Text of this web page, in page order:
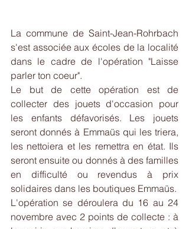
La commune de Saint-Jean-Rohrbach
s'est associée aux écoles de la localité
dans le cadre de l'opération "Laisse
parler ton coeur".
Le but de cette opération est de
collecter des jouets d'occasion pour
les enfants défavorisés. Les jouets
seront donnés à Emmaüs qui les triera,
les nettoiera et les remettra en état. Ils
seront ensuite ou donnés à des familles
en difficulté ou revendus à prix
solidaires dans les boutiques Emmaüs.
L'opération se déroulera du 16 au 24
novembre avec 2 points de collecte : à